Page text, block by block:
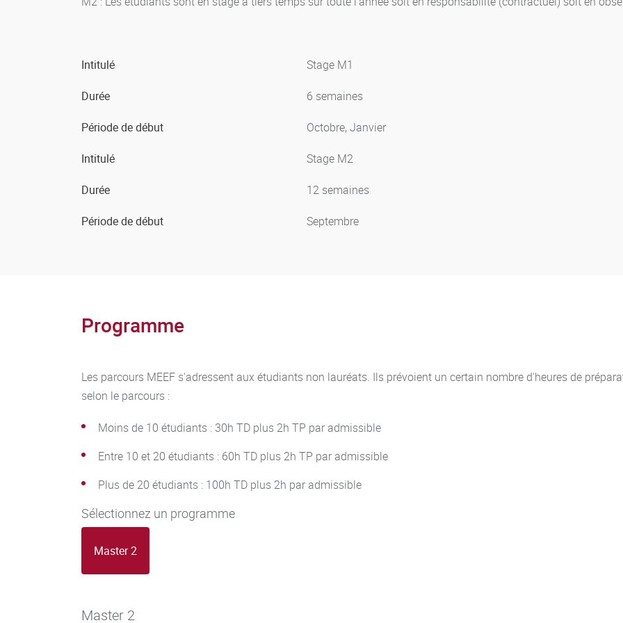
Intitulé Stage M1
Durée 6 semaines
Période de début Octobre, Janvier
Intitulé Stage M2
Durée 12 semaines
Période de début Septembre
Programme
Les parcours MEEF s'adressent aux étudiants non lauréats. Ils prévoient un certain nombre d'heures de
selon le parcours :
Moins de 10 étudiants : 30h TD plus 2h TP par admissible
Entre 10 et 20 étudiants : 60h TD plus 2h TP par admissible
Plus de 20 étudiants : 100h TD plus 2h par admissible
Sélectionnez un programme
Master 2
Master 2